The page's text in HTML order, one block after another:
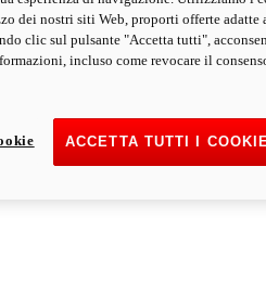
dei nostri siti Web, proporti offerte adatte
clic sul pulsante "Accetta tutti",
incluso come revocare il
ACCETTA TUTTI I